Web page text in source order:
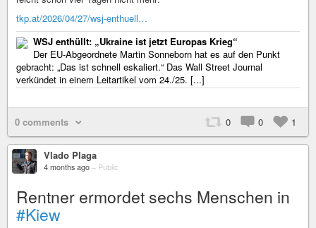
tkp.at/2026/04/27/wsj-enthuell…
WSJ enthüllt: „Ukraine ist jetzt Europas Krieg“
Der EU-Abgeordnete Martin Sonneborn hat es auf den Punkt
gebracht: „Das ist schnell eskaliert.“ Das Wall Street Journal
verkündet in einem Leitartikel vom 24./25. [...]
0 comments 0 0 1
Vlado Plaga
4 months ago – Public
Rentner ermordet sechs Menschen in
#Kiew